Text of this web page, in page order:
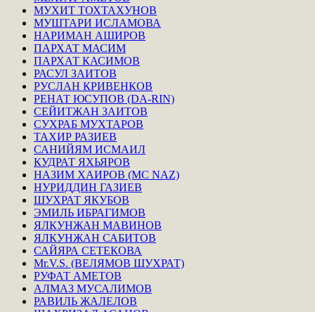
МУХИТ ТОХТАХУНОВ
МУШТАРИ ИСЛАМОВА
НАРИМАН АШИРОВ
ПАРХАТ МАСИМ
ПАРХАТ КАСИМОВ
РАСУЛ ЗАИТОВ
РУСЛАН КРИВЕНКОВ
РЕНАТ ЮСУПОВ (DA-RIN)
СЕЙИТЖАН ЗАИТОВ
СУХРАБ МУХТАРОВ
ТАХИР РАЗИЕВ
САНИЙЯМ ИСМАИЛ
КУДРАТ ЯХЬЯРОВ
НАЗИМ ХАИРОВ (MC NAZ)
НУРИДДИН ГАЗИЕВ
ШУХРАТ ЯКУБОВ
ЭМИЛЬ ИБРАГИМОВ
ЯЛКУНЖАН МАВИНОВ
ЯЛКУНЖАН САБИТОВ
САЙЯРА СЕТЕКОВА
Mr.V.S. (ВЕЛЯМОВ ШУХРАТ)
РУФАТ АМЕТОВ
АЛМАЗ МУСАЛИМОВ
РАВИЛЬ ЖАЛЕЛОВ